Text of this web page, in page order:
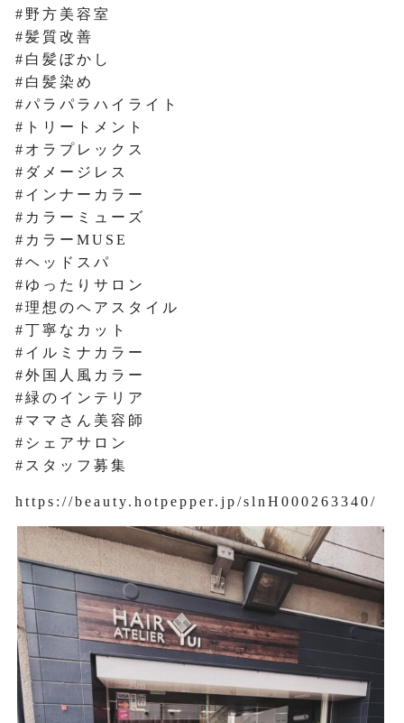
#野方美容室
#髪質改善
#白髪ぼかし
#白髪染め
#パラパラハイライト
#トリートメント
#オラプレックス
#ダメージレス
#インナーカラー
#カラーミューズ
#カラーMUSE
#ヘッドスパ
#ゆったりサロン
#理想のヘアスタイル
#丁寧なカット
#イルミナカラー
#外国人風カラー
#緑のインテリア
#ママさん美容師
#シェアサロン
#スタッフ募集
https://beauty.hotpepper.jp/slnH000263340/